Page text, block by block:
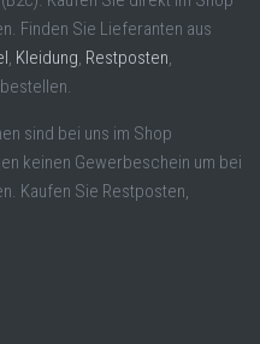
Finden Sie Lieferanten aus
, Kleidung, Restposten,
sind bei uns im Shop
keinen Gewerbeschein um bei
Kaufen Sie Restposten,